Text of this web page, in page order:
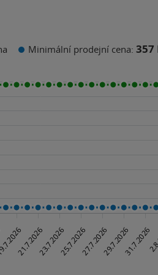
Minimální prodejní cena: 357